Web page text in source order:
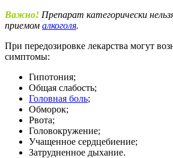
Важно! Препарат категорически
приемом алкоголя.
При передозировке лекарства могут
симптомы:
Гипотония;
Общая слабость;
Головная боль;
Обморок;
Рвота;
Головокружение;
Учащенное сердцебиение;
Затрудненное дыхание.